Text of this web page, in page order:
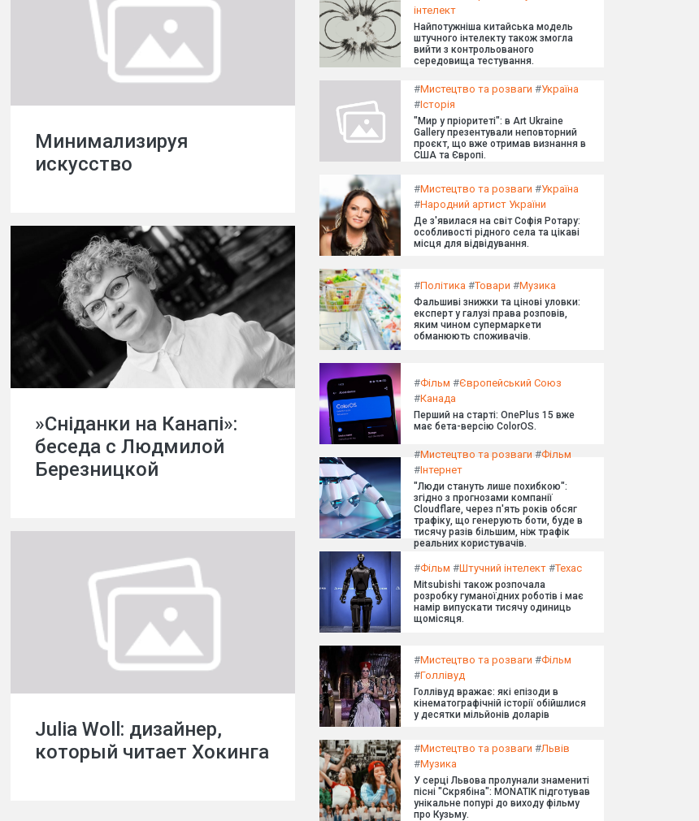
Минимализируя
искусство
»Сніданки на Канапі»:
беседа с Людмилой
Березницкой
Julia Woll: дизайнер,
который читает Хокинга
інтелект
Найпотужніша китайська модель
штучного інтелекту також змогла
вийти з контрольованого
середовища тестування.
#Мистецтво та розваги #Україна
#Історія
"Мир у пріоритеті": в Art Ukraine
Gallery презентували неповторний
проєкт, що вже отримав визнання в
США та Європі.
#Мистецтво та розваги #Україна
#Народний артист України
Де з'явилася на світ Софія Ротару:
особливості рідного села та цікаві
місця для відвідування.
#Політика #Товари #Музика
Фальшиві знижки та цінові уловки:
експерт у галузі права розповів,
яким чином супермаркети
обманюють споживачів.
#Фільм #Європейський Союз
#Канада
Перший на старті: OnePlus 15 вже
має бета-версію ColorOS.
#Мистецтво та розваги #Фільм
#Інтернет
"Люди стануть лише похибкою":
згідно з прогнозами компанії
Cloudflare, через п'ять років обсяг
трафіку, що генерують боти, буде в
тисячу разів більшим, ніж трафік
реальних користувачів.
#Фільм #Штучний інтелект #Техас
Mitsubishi також розпочала
розробку гуманоїдних роботів і має
намір випускати тисячу одиниць
щомісяця.
#Мистецтво та розваги #Фільм
#Голлівуд
Голлівуд вражає: які епізоди в
кінематографічній історії обійшлися
у десятки мільйонів доларів
#Мистецтво та розваги #Львів
#Музика
У серці Львова пролунали знамениті
пісні "Скрябіна": MONATIK підготував
унікальне попурі до виходу фільму
про Кузьму.